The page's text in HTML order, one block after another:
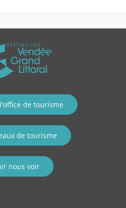
de tourisme
de tourisme
nous voir